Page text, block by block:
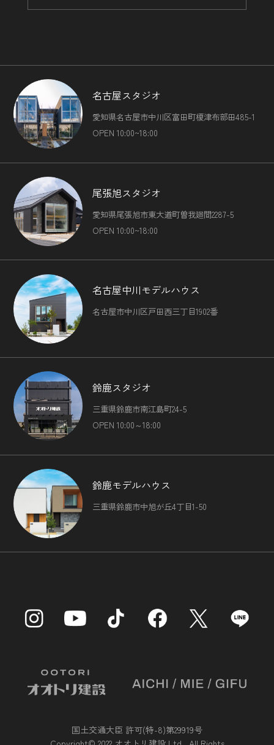
名古屋スタジオ
愛知県名古屋市中川区富田町榎津布部田485-1
OPEN 10:00~18:00
尾張旭スタジオ
愛知県尾張旭市東大道町曽我廻間2287-5
OPEN 10:00~18:00
名古屋中川モデルハウス
名古屋市中川区戸田西三丁目1902番
鈴鹿スタジオ
三重県鈴鹿市南江島町24-5
OPEN 10:00～18:00
鈴鹿モデルハウス
三重県鈴鹿市中旭が丘4丁目1-50
国土交通大臣 許可(特-8)第29919号